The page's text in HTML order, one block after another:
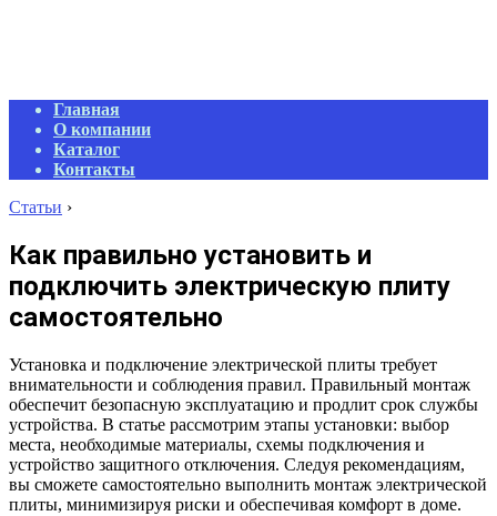
Primary
Navigation
Menu
Главная
О компании
Каталог
Контакты
Статьи ›
Как правильно установить и
подключить электрическую плиту
самостоятельно
Установка и подключение электрической плиты требует
внимательности и соблюдения правил. Правильный монтаж
обеспечит безопасную эксплуатацию и продлит срок службы
устройства. В статье рассмотрим этапы установки: выбор
места, необходимые материалы, схемы подключения и
устройство защитного отключения. Следуя рекомендациям,
вы сможете самостоятельно выполнить монтаж электрической
плиты, минимизируя риски и обеспечивая комфорт в доме.